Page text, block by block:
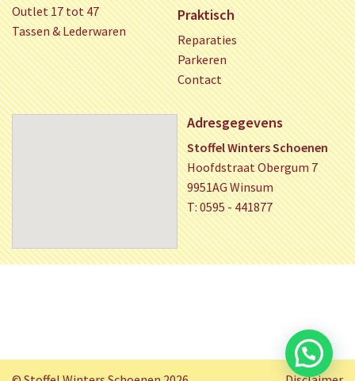
Outlet 17 tot 47
Tassen & Lederwaren
Praktisch
Reparaties
Parkeren
Contact
Adresgegevens
Stoffel Winters Schoenen
Hoofdstraat Obergum 7
9951AG Winsum
T: 0595 - 441877